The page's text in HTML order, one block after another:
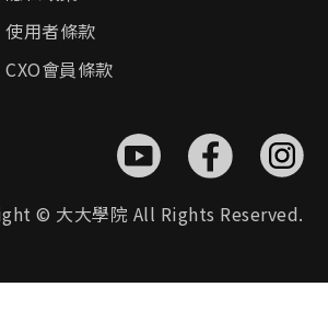
使用者條款
CXO會員條款
© 大大學院 All Rights Reserved.